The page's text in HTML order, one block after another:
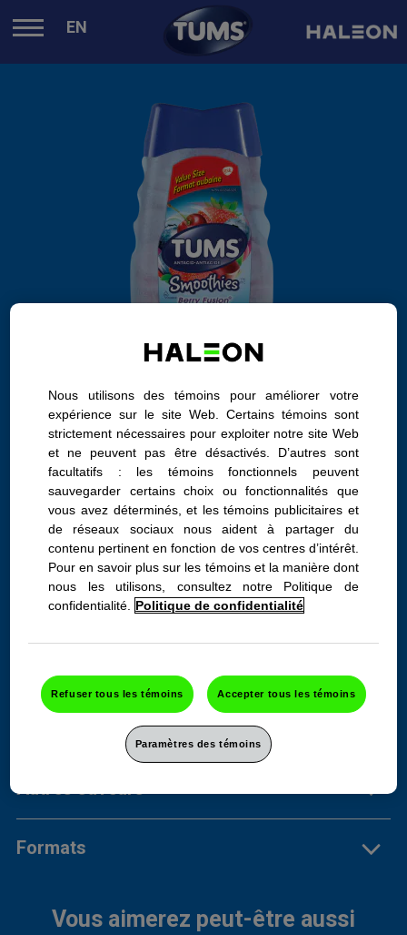
EN
TUMS Smoothies Fusion
Fruitée, flacon de 140
Soulagement doux extra-fort
des brûlures d’estomac, au
goût de fruits.
Renseignements sur le produit
Autres saveurs
Formats
Vous aimerez peut-être aussi
Nous utilisons des témoins pour améliorer votre
expérience sur le site Web. Certains témoins sont
strictement nécessaires pour exploiter notre site Web
et ne peuvent pas être désactivés. D’autres sont
facultatifs : les témoins fonctionnels peuvent
sauvegarder certains choix ou fonctionnalités que
vous avez déterminés, et les témoins publicitaires et
de réseaux sociaux nous aident à partager du
contenu pertinent en fonction de vos centres d’intérêt.
Pour en savoir plus sur les témoins et la manière dont
nous les utilisons, consultez notre Politique de
confidentialité.
Politique de confidentialité
Refuser tous les témoins Accepter tous les témoins
Paramètres des témoins